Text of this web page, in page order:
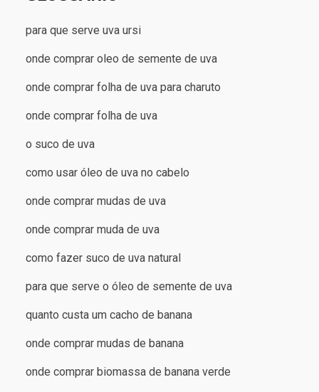
para que serve uva ursi
onde comprar oleo de semente de uva
onde comprar folha de uva para charuto
onde comprar folha de uva
o suco de uva
como usar óleo de uva no cabelo
onde comprar mudas de uva
onde comprar muda de uva
como fazer suco de uva natural
para que serve o óleo de semente de uva
quanto custa um cacho de banana
onde comprar mudas de banana
onde comprar biomassa de banana verde